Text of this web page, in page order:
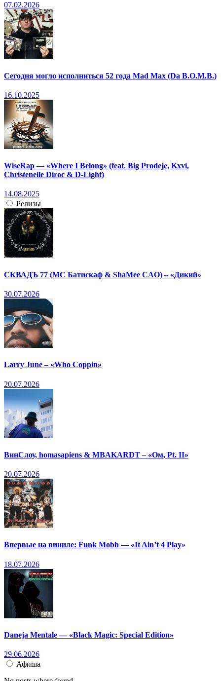
07.02.2026
Сегодня могло исполниться 52 года Mad Max (Da B.O.M.B.)
16.10.2025
WiseRap — «Where I Belong» (feat. Big Prodeje, Kxvi,
Christenelle Diroc & D-Light)
14.08.2025
Релизы
СКВАДЪ 77 (МС Батискаф & ShaMee CAO) – «Дикий»
30.07.2026
Larry June – «Who Coppin»
20.07.2026
ВинСлоу, homasapiens & MBAKARDT – «Ом, Pt. II»
20.07.2026
Впервые на виниле: Funk Mobb — «It Ain’t 4 Play»
18.07.2026
Daneja Mentale — «Black Magic: Special Edition»
29.06.2026
Афиша